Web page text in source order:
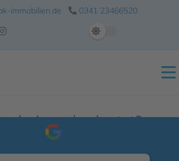
immobilien.de 0341 23466520
bei uns bedeutet?
großgeschrieben. Alsseriöser